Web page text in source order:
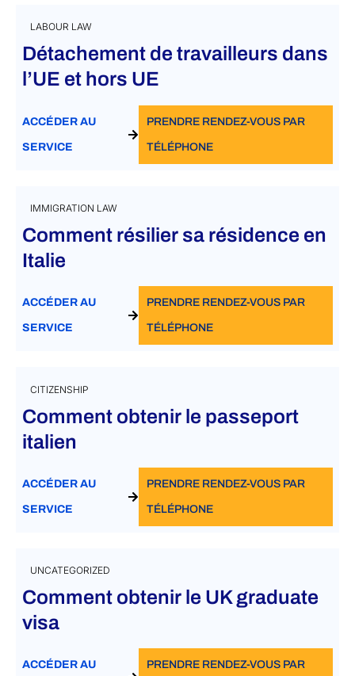
LABOUR LAW
Détachement de travailleurs dans
l’UE et hors UE
ACCÉDER AU
SERVICE
PRENDRE RENDEZ-VOUS PAR
TÉLÉPHONE
IMMIGRATION LAW
Comment résilier sa résidence en
Italie
ACCÉDER AU
SERVICE
PRENDRE RENDEZ-VOUS PAR
TÉLÉPHONE
CITIZENSHIP
Comment obtenir le passeport
italien
ACCÉDER AU
SERVICE
PRENDRE RENDEZ-VOUS PAR
TÉLÉPHONE
UNCATEGORIZED
Comment obtenir le UK graduate
visa
ACCÉDER AU PRENDRE RENDEZ-VOUS PAR